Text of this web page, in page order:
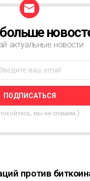
актуальные новости
мы не спамим;)
против